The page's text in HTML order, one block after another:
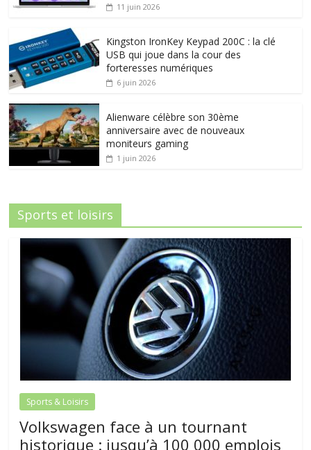
11 juin 2026
Kingston IronKey Keypad 200C : la clé
USB qui joue dans la cour des
forteresses numériques
6 juin 2026
Alienware célèbre son 30ème
anniversaire avec de nouveaux
moniteurs gaming
1 juin 2026
Sports et loisirs
Sports & Loisirs
Volkswagen face à un tournant
historique : jusqu’à 100 000 emplois